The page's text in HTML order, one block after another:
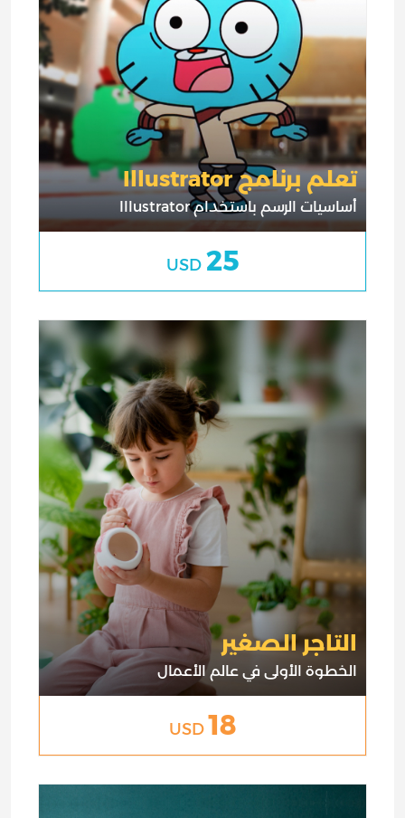
تعلم برنامج Illustrator
أساسيات الرسم باستخدام Illustrator
25
USD
التاجر الصغير
الخطوة الأولى في عالم الأعمال
18
USD